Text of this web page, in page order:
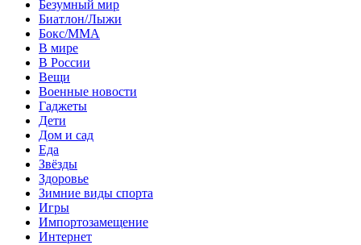
Безумный мир
Биатлон/Лыжи
Бокс/MMA
В мире
В России
Вещи
Военные новости
Гаджеты
Дети
Дом и сад
Еда
Звёзды
Здоровье
Зимние виды спорта
Игры
Импортозамещение
Интернет